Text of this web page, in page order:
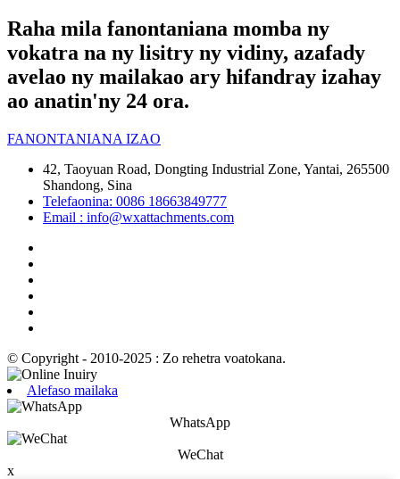
Raha mila fanontaniana momba ny
vokatra na ny lisitry ny vidiny, azafady
avelao ny mailakao ary hifandray izahay
ao anatin'ny 24 ora.
FANONTANIANA IZAO
42, Taoyuan Road, Dongting Industrial Zone, Yantai, 265500
Shandong, Sina
Telefaonina: 0086 18663849777
Email : info@wxattachments.com
© Copyright - 2010-2025 : Zo rehetra voatokana.
Alefaso mailaka
WhatsApp
WeChat
x